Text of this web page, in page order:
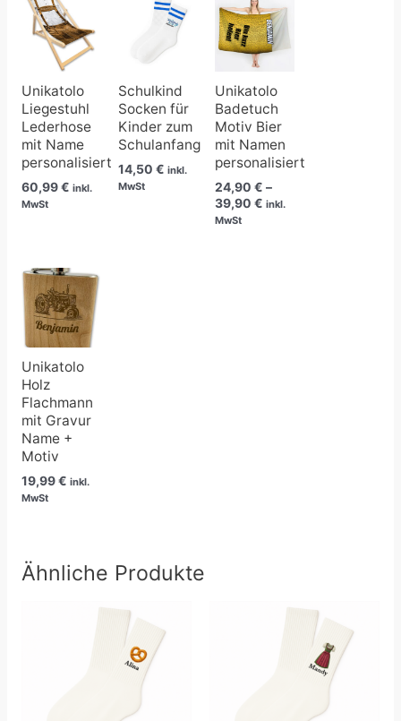
Unikatolo
Liegestuhl
Lederhose
mit Name
personalisiert
60,99€ inkl.
MwSt
Schulkind
Socken für
Kinder zum
Schulanfang
14,50€ inkl.
MwSt
Unikatolo
Badetuch
Motiv Bier
mit Namen
personalisiert
24,90€ –
39,90€
24,90 €
bis
39,90 €
inkl.
MwSt
Unikatolo
Holz
Flachmann
mit Gravur
Name +
Motiv
19,99€ inkl.
MwSt
Ähnliche Produkte
Preisspanne:
12,99 €
bis
14,50 €
Preisspanne:
12,99 €
bis
14,50 €